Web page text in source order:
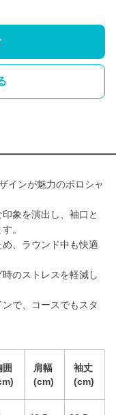
インが魅力のポロシャ
象を演出し、袖口と
。
、ラウンド中も快適
のストレスを軽減し
で、コースでもスタ
囲
肩幅
(cm)
袖丈
(cm)